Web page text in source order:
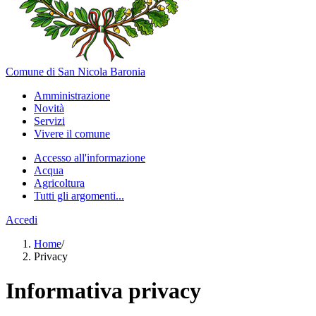
Comune di San Nicola Baronia
Amministrazione
Novità
Servizi
Vivere il comune
Accesso all'informazione
Acqua
Agricoltura
Tutti gli argomenti...
Accedi
Home/
Privacy
Informativa privacy